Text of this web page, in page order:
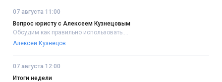
07 августа 11:00
Вопрос юристу с Алексеем Кузнецовым
Обсудим как правильно использовать....
Алексей Кузнецов
07 августа 12:00
Итоги недели